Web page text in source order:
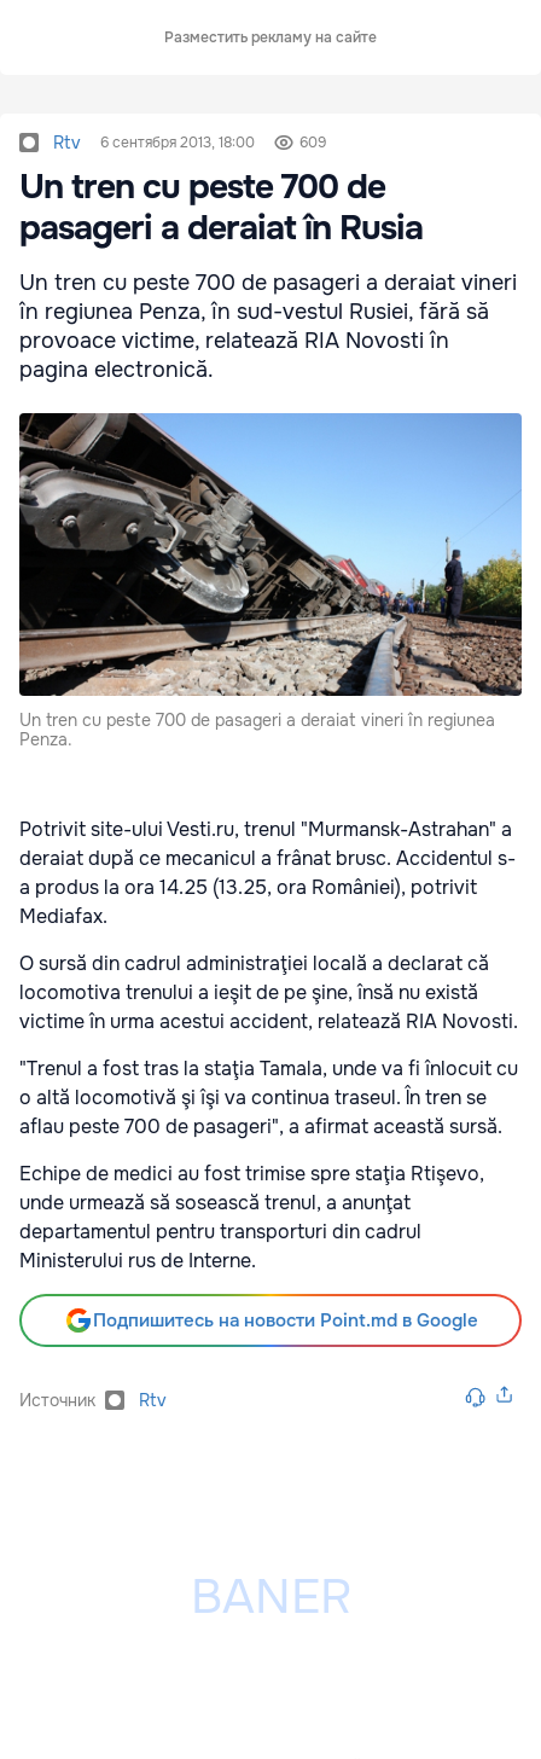
Разместить рекламу на сайте
Rtv 6 сентября 2013, 18:00 609
Un tren cu peste 700 de
pasageri a deraiat în Rusia
Un tren cu peste 700 de pasageri a deraiat vineri
în regiunea Penza, în sud-vestul Rusiei, fără să
provoace victime, relatează RIA Novosti în
pagina electronică.
Un tren cu peste 700 de pasageri a deraiat vineri în regiunea
Penza.
Potrivit site-ului Vesti.ru, trenul "Murmansk-Astrahan" a
deraiat după ce mecanicul a frânat brusc. Accidentul s-
a produs la ora 14.25 (13.25, ora României), potrivit
Mediafax.
O sursă din cadrul administraţiei locală a declarat că
locomotiva trenului a ieşit de pe şine, însă nu există
victime în urma acestui accident, relatează RIA Novosti.
"Trenul a fost tras la staţia Tamala, unde va fi înlocuit cu
o altă locomotivă şi îşi va continua traseul. În tren se
aflau peste 700 de pasageri", a afirmat această sursă.
Echipe de medici au fost trimise spre staţia Rtişevo,
unde urmează să sosească trenul, a anunţat
departamentul pentru transporturi din cadrul
Ministerului rus de Interne.
Подпишитесь на новости Point.md в Google
Источник Rtv